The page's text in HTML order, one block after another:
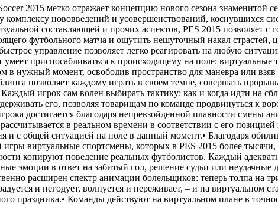
2015 метко отражает концепцию нового сезона знаменитой
комплексу нововведений и усовершенствований, коснувшихся
составляющей и прочих аспектов, PES 2015 позволяет с
футбольного матча и ощутить нешуточный накал страстей,
управление позволяет легко реагировать на любую
умеет приспосабливаться к происходящему на поле: виртуальные
в нужный момент, освободив пространство для маневра или
позволяет каждому играть в своем темпе, совершать
игрок сам волен выбирать тактику: как и когда идти на
его, позволяя товарищам по команде продвинуться к
достигается благодаря непревзойденной плавности смены
в реальном времени в соответствии с его позицией
и с общей ситуацией на поле в данный момент.• Благодаря
виртуальные спортсмены, которых в PES 2015 более тысячи,
копируют поведение реальных футболистов. Каждый
эмоции в ответ на забитый гол, решение судьи или неудачные
расширен спектр анимации болельщиков: теперь толпа на
и негодует, волнуется и переживает, – и на виртуальном
праздника.• Команды действуют на виртуальном плане в